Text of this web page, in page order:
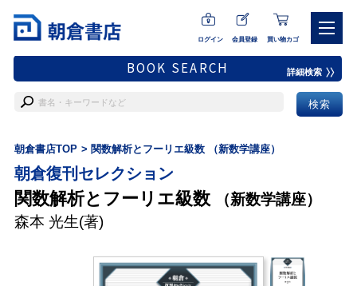
ログイン 会員登録 買い物カゴ
BOOK SEARCH 詳細検索
朝倉書店TOP 関数解析とフーリエ級数 （新数学講座）
朝倉復刊セレクション
関数解析とフーリエ級数
（新数学講座）
森本 光生(著)